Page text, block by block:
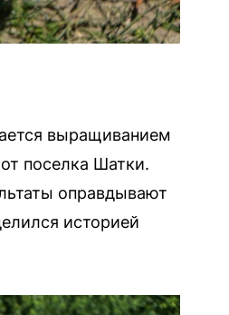
выращиванием
поселка Шатки.
оправдывают
историей